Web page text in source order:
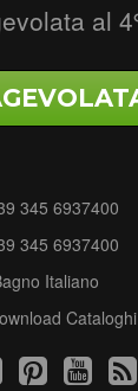
al
345 6937400
345 6937400
Italiano
Cataloghi